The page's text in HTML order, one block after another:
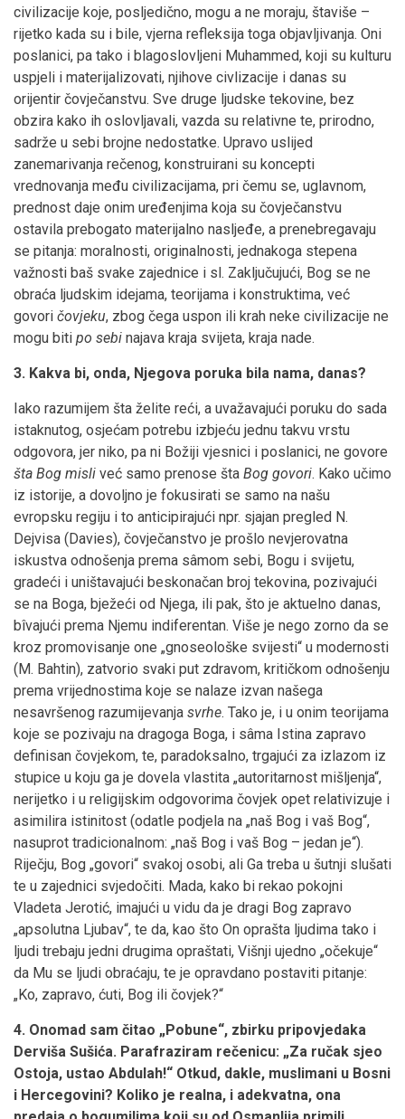
civilizacije koje, posljedično, mogu a ne moraju, štaviše –
rijetko kada su i bile, vjerna refleksija toga objavljivanja. Oni
poslanici, pa tako i blagoslovljeni Muhammed, koji su kulturu
uspjeli i materijalizovati, njihove civlizacije i danas su
orijentir čovječanstvu. Sve druge ljudske tekovine, bez
obzira kako ih oslovljavali, vazda su relativne te, prirodno,
sadrže u sebi brojne nedostatke. Upravo uslijed
zanemarivanja rečenog, konstruirani su koncepti
vrednovanja među civilizacijama, pri čemu se, uglavnom,
prednost daje onim uređenjima koja su čovječanstvu
ostavila prebogato materijalno nasljeđe, a prenebregavaju
se pitanja: moralnosti, originalnosti, jednakoga stepena
važnosti baš svake zajednice i sl. Zaključujući, Bog se ne
obraća ljudskim idejama, teorijama i konstruktima, već
govori čovjeku, zbog čega uspon ili krah neke civilizacije ne
mogu biti po sebi najava kraja svijeta, kraja nade.
3. Kakva bi, onda, Njegova poruka bila nama, danas?
Iako razumijem šta želite reći, a uvažavajući poruku do sada
istaknutog, osjećam potrebu izbjeću jednu takvu vrstu
odgovora, jer niko, pa ni Božiji vjesnici i poslanici, ne govore
šta Bog misli već samo prenose šta Bog govori. Kako učimo
iz istorije, a dovoljno je fokusirati se samo na našu
evropsku regiju i to anticipirajući npr. sjajan pregled N.
Dejvisa (Davies), čovječanstvo je prošlo nevjerovatna
iskustva odnošenja prema sâmom sebi, Bogu i svijetu,
gradeći i uništavajući beskonačan broj tekovina, pozivajući
se na Boga, bježeći od Njega, ili pak, što je aktuelno danas,
bîvajući prema Njemu indiferentan. Više je nego zorno da se
kroz promovisanje one „gnoseološke svijesti“ u modernosti
(M. Bahtin), zatvorio svaki put zdravom, kritičkom odnošenju
prema vrijednostima koje se nalaze izvan našega
nesavršenog razumijevanja svrhe. Tako je, i u onim teorijama
koje se pozivaju na dragoga Boga, i sâma Istina zapravo
definisan čovjekom, te, paradoksalno, trgajući za izlazom iz
stupice u koju ga je dovela vlastita „autoritarnost mišljenja“,
nerijetko i u religijskim odgovorima čovjek opet relativizuje i
asimilira istinitost (odatle podjela na „naš Bog i vaš Bog“,
nasuprot tradicionalnom: „naš Bog i vaš Bog – jedan je“).
Riječju, Bog „govori“ svakoj osobi, ali Ga treba u šutnji slušati
te u zajednici svjedočiti. Mada, kako bi rekao pokojni
Vladeta Jerotić, imajući u vidu da je dragi Bog zapravo
„apsolutna Ljubav“, te da, kao što On oprašta ljudima tako i
ljudi trebaju jedni drugima opraštati, Višnji ujedno „očekuje“
da Mu se ljudi obraćaju, te je opravdano postaviti pitanje:
„Ko, zapravo, ćuti, Bog ili čovjek?“
4. Onomad sam čitao „Pobune“, zbirku pripovjedaka
Derviša Sušića. Parafraziram rečenicu: „Za ručak sjeo
Ostoja, ustao Abdulah!“ Otkud, dakle, muslimani u Bosni
i Hercegovini? Koliko je realna, i adekvatna, ona